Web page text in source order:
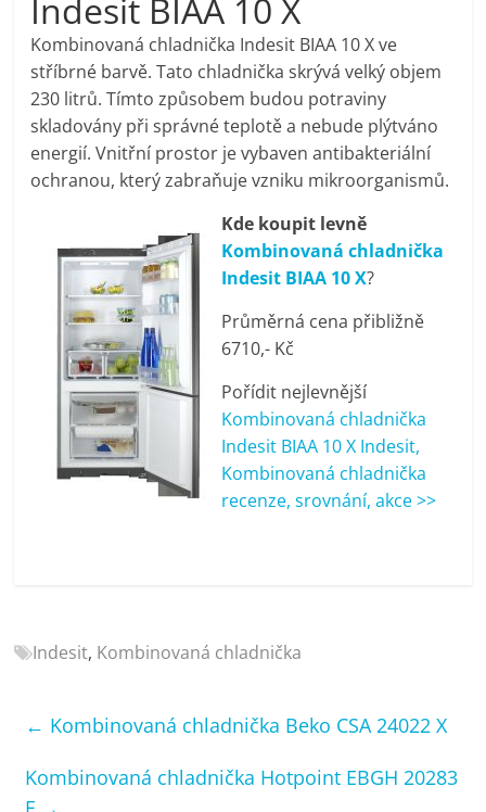
pračky,
televize,
notebooky,
mobilní
telefony,
kávovary,
bazény
Nejlepší
elektronika
notebooky,
kávovary,
Indesit BIAA 10 X
Kombinovaná chladnička Indesit BIAA 10 X ve
stříbrné barvě. Tato chladnička skrývá velký objem
230 litrů. Tímto způsobem budou potraviny
skladovány při správné teplotě a nebude plýtváno
energií. Vnitřní prostor je vybaven antibakteriální
ochranou, který zabraňuje vzniku mikroorganismů.
Kde koupit levně
Kombinovaná chladnička
Indesit BIAA 10 X?
Průměrná cena přibližně
6710,- Kč
Pořídit nejlevnější
Kombinovaná chladnička
Indesit BIAA 10 X Indesit,
Kombinovaná chladnička
recenze, srovnání, akce >>
Indesit, Kombinovaná chladnička
← Kombinovaná chladnička Beko CSA 24022 X
Kombinovaná chladnička Hotpoint EBGH 20283